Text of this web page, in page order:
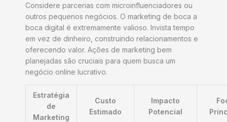
Considere parcerias com microinfluenciadores ou
outros pequenos negócios. O marketing de boca a
boca digital é extremamente valioso. Invista tempo
em vez de dinheiro, construindo relacionamentos e
oferecendo valor. Ações de marketing bem
planejadas são cruciais para quem busca um
negócio online lucrativo.
Estratégia
de
Marketing
Custo
Estimado
Impacto
Potencial